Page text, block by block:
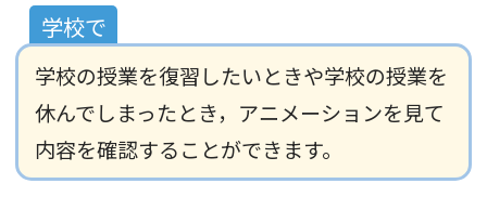
学校の授業を復習したいときや学校の授業を
休んでしまったとき，アニメーションを見て
内容を確認することができます。